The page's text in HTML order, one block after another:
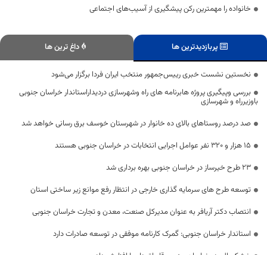
خانواده را مهمترین رکن پیشگیری از آسیب‌های اجتماعی
پربازدیدترین ها داغ ترین ها
نخستین نشست خبری رییس‌جمهور منتخب ایران فردا برگزار می‌شود
بررسی وپیگیری پروژه هابرنامه های راه وشهرسازی دردیداراستاندار خراسان جنوبی
باوزیرراه و شهرسازی
صد درصد روستاهای بالای ده خانوار در شهرستان خوسف برق رسانی خواهد شد
۱۵ هزار و ۳۲۰ نفر عوامل اجرایی انتخابات در خراسان جنوبی هستند
23 طرح خیرساز در خراسان جنوبی بهره برداری شد
توسعه طرح های سرمایه گذاری خارجی در انتظار رفع موانع زیر ساختی استان
انتصاب دکتر آریافر به عنوان مدیرکل صنعت، معدن و تجارت خراسان جنوبی
استاندار خراسان جنوبی: گمرک کارنامه موفقی در توسعه صادرات دارد